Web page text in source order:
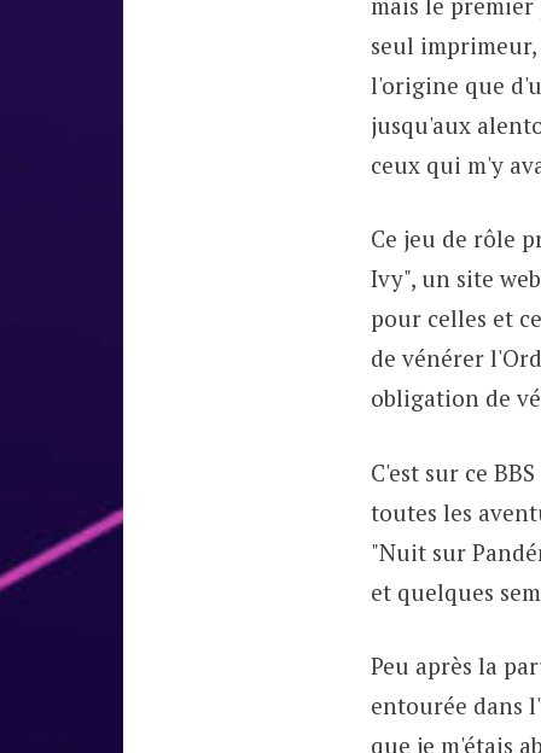
seul
l'origine que
jusqu'aux
ceux qui m'y
Ce jeu de rôle
Ivy", un site
pour celles et
de vénérer
obligation de
C'est sur ce
toutes les
"Nuit sur
et quelques
Peu après la
entourée dans
que je m'étais